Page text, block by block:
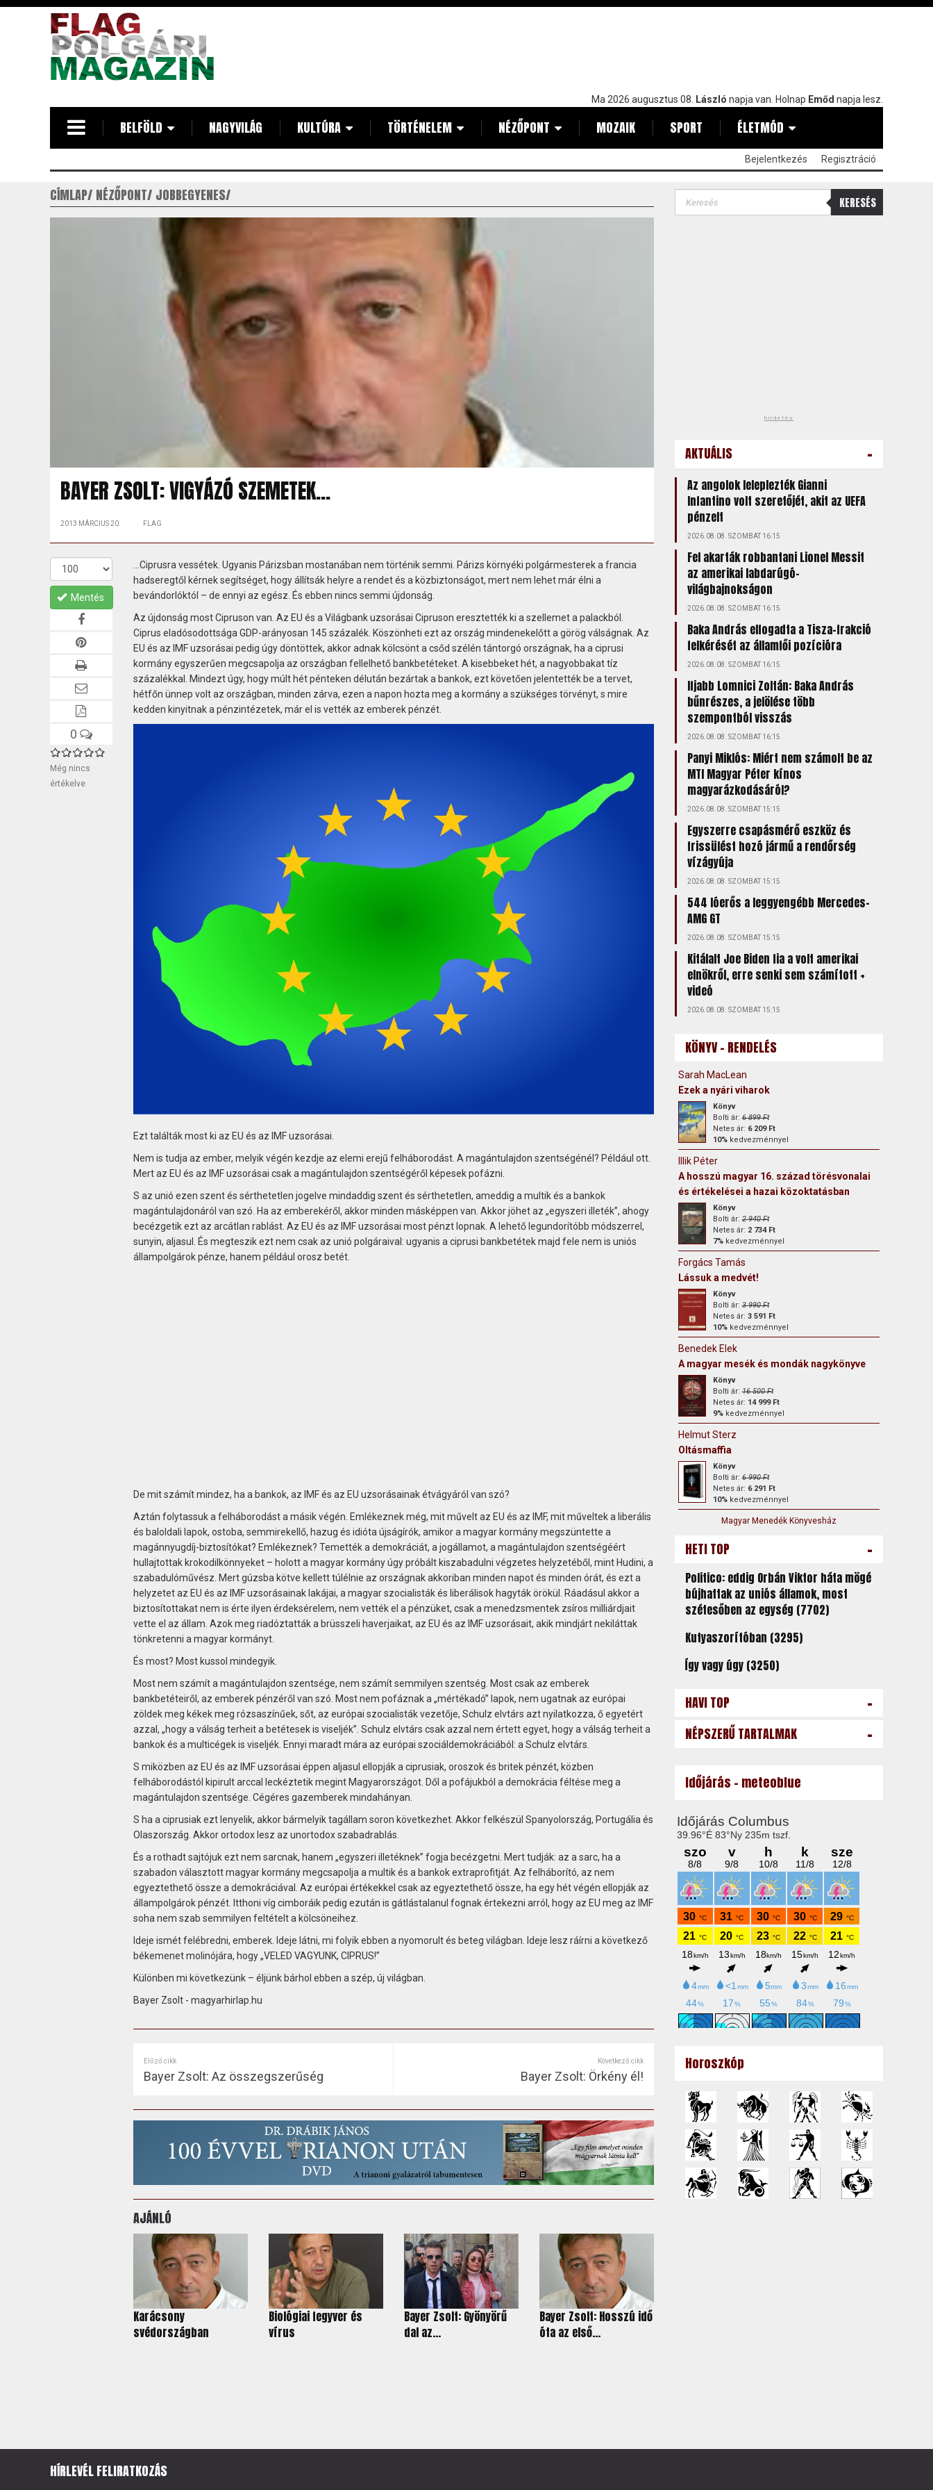
Ma 2026 augusztus 08. László napja van. Holnap Emőd napja lesz.
BELFÖLD NAGYVILÁG KULTÚRA TÖRTÉNELEM NÉZŐPONT MOZAIK SPORT ÉLETMÓD
Bejelentkezés Regisztráció
CÍMLAP NÉZŐPONT JOBBEGYENES
BAYER ZSOLT: VIGYÁZÓ SZEMETEK…
2013 MÁRCIUS 20. FLAG
Mentés
0
Még nincs
értékelve
…Ciprusra vessétek. Ugyanis Párizsban mostanában nem történik semmi. Párizs környéki polgármesterek a francia
hadseregtől kérnek segítséget, hogy állítsák helyre a rendet és a közbiztonságot, mert nem lehet már élni a
bevándorlóktól – de ennyi az egész. És ebben nincs semmi újdonság.
Az újdonság most Cipruson van. Az EU és a Világbank uzsorásai Cipruson eresztették ki a szellemet a palackból.
Ciprus eladósodottsága GDP-arányosan 145 százalék. Köszönheti ezt az ország mindenekelőtt a görög válságnak. Az
EU és az IMF uzsorásai pedig úgy döntöttek, akkor adnak kölcsönt a csőd szélén tántorgó országnak, ha a ciprusi
kormány egyszerűen megcsapolja az országban fellelhető bankbetéteket. A kisebbeket hét, a nagyobbakat tíz
százalékkal. Mindezt úgy, hogy múlt hét pénteken délután bezártak a bankok, ezt követően jelentették be a tervet,
hétfőn ünnep volt az országban, minden zárva, ezen a napon hozta meg a kormány a szükséges törvényt, s mire
kedden kinyitnak a pénzintézetek, már el is vették az emberek pénzét.
Ezt találták most ki az EU és az IMF uzsorásai.
Nem is tudja az ember, melyik végén kezdje az elemi erejű felháborodást. A magántulajdon szentségénél? Például ott.
Mert az EU és az IMF uzsorásai csak a magántulajdon szentségéről képesek pofázni.
S az unió ezen szent és sérthetetlen jogelve mindaddig szent és sérthetetlen, ameddig a multik és a bankok
magántulajdonáról van szó. Ha az emberekéről, akkor minden másképpen van. Akkor jöhet az „egyszeri illeték”, ahogy
becézgetik ezt az arcátlan rablást. Az EU és az IMF uzsorásai most pénzt lopnak. A lehető legundorítóbb módszerrel,
sunyin, aljasul. És megteszik ezt nem csak az unió polgáraival: ugyanis a ciprusi bankbetétek majd fele nem is uniós
állampolgárok pénze, hanem például orosz betét.
De mit számít mindez, ha a bankok, az IMF és az EU uzsorásainak étvágyáról van szó?
Aztán folytassuk a felháborodást a másik végén. Emlékeznek még, mit művelt az EU és az IMF, mit műveltek a liberális
és baloldali lapok, ostoba, semmirekellő, hazug és idióta újságírók, amikor a magyar kormány megszüntette a
magánnyugdíj-biztosítókat? Emlékeznek? Temették a demokráciát, a jogállamot, a magántulajdon szentségéért
hullajtottak krokodilkönnyeket – holott a magyar kormány úgy próbált kiszabadulni végzetes helyzetéből, mint Hudini, a
szabadulóművész. Mert gúzsba kötve kellett túlélnie az országnak akkoriban minden napot és minden órát, és ezt a
helyzetet az EU és az IMF uzsorásainak lakájai, a magyar szocialisták és liberálisok hagyták örökül. Ráadásul akkor a
biztosítottakat nem is érte ilyen érdeksérelem, nem vették el a pénzüket, csak a menedzsmentek zsíros milliárdjait
vette el az állam. Azok meg riadóztatták a brüsszeli haverjaikat, az EU és az IMF uzsorásait, akik mindjárt nekiláttak
tönkretenni a magyar kormányt.
És most? Most kussol mindegyik.
Most nem számít a magántulajdon szentsége, nem számít semmilyen szentség. Most csak az emberek
bankbetéteiről, az emberek pénzéről van szó. Most nem pofáznak a „mértékadó” lapok, nem ugatnak az európai
zöldek meg kékek meg rózsaszínűek, sőt, az európai szocialisták vezetője, Schulz elvtárs azt nyilatkozza, ő egyetért
azzal, „hogy a válság terheit a betétesek is viseljék”. Schulz elvtárs csak azzal nem értett egyet, hogy a válság terheit a
bankok és a multicégek is viseljék. Ennyi maradt mára az európai szociáldemokráciából: a Schulz elvtárs.
S miközben az EU és az IMF uzsorásai éppen aljasul ellopják a ciprusiak, oroszok és britek pénzét, közben
felháborodástól kipirult arccal leckéztetik megint Magyarországot. Dől a pofájukból a demokrácia féltése meg a
magántulajdon szentsége. Cégéres gazemberek mindahányan.
S ha a ciprusiak ezt lenyelik, akkor bármelyik tagállam soron következhet. Akkor felkészül Spanyolország, Portugália és
Olaszország. Akkor ortodox lesz az unortodox szabadrablás.
És a rothadt sajtójuk ezt nem sarcnak, hanem „egyszeri illetéknek” fogja becézgetni. Mert tudják: az a sarc, ha a
szabadon választott magyar kormány megcsapolja a multik és a bankok extraprofitját. Az felháborító, az nem
egyeztethető össze a demokráciával. Az európai értékekkel csak az egyeztethető össze, ha egy hét végén ellopják az
állampolgárok pénzét. Itthoni víg cimboráik pedig ezután is gátlástalanul fognak értekezni arról, hogy az EU meg az IMF
soha nem szab semmilyen feltételt a kölcsöneihez.
Ideje ismét felébredni, emberek. Ideje látni, mi folyik ebben a nyomorult és beteg világban. Ideje lesz ráírni a következő
békemenet molinójára, hogy „VELED VAGYUNK, CIPRUS!”
Különben mi következünk – éljünk bárhol ebben a szép, új világban.
Bayer Zsolt - magyarhirlap.hu
Előző cikk
Bayer Zsolt: Az összegszerűség
Következő cikk
Bayer Zsolt: Örkény él!
AJÁNLÓ
Karácsony
svédországban
Biológiai fegyver és
vírus
Bayer Zsolt: Gyönyörű
dal az...
Bayer Zsolt: Hosszú idő
óta az első...
KERESÉS
hirdetés
AKTUÁLIS -
Az angolok leleplezték Gianni
Infantino volt szeretőjét, akit az UEFA
pénzelt
2026.08.08. SZOMBAT 16:15
Fel akarták robbantani Lionel Messit
az amerikai labdarúgó-
világbajnokságon
2026.08.08. SZOMBAT 16:15
Baka András elfogadta a Tisza-frakció
felkérését az államfői pozícióra
2026.08.08. SZOMBAT 16:15
Ifjabb Lomnici Zoltán: Baka András
bűnrészes, a jelölése több
szempontból visszás
2026.08.08. SZOMBAT 16:15
Panyi Miklós: Miért nem számolt be az
MTI Magyar Péter kínos
magyarázkodásáról?
2026.08.08. SZOMBAT 15:15
Egyszerre csapásmérő eszköz és
frissülést hozó jármű a rendőrség
vízágyúja
2026.08.08. SZOMBAT 15:15
544 lóerős a leggyengébb Mercedes-
AMG GT
2026.08.08. SZOMBAT 15:15
Kitálalt Joe Biden fia a volt amerikai
elnökről, erre senki sem számított +
videó
2026.08.08. SZOMBAT 15:15
KÖNYV - RENDELÉS
Sarah MacLean
Ezek a nyári viharok
Könyv
Bolti ár:6 899 Ft
Netes ár: 6 209 Ft
10%kedvezménnyel
Illik Péter
A hosszú magyar 16. század törésvonalai
és értékelései a hazai közoktatásban
Könyv
Bolti ár:2 940 Ft
Netes ár: 2 734 Ft
7%kedvezménnyel
Forgács Tamás
Lássuk a medvét!
Könyv
Bolti ár:3 990 Ft
Netes ár: 3 591 Ft
10%kedvezménnyel
Benedek Elek
A magyar mesék és mondák nagykönyve
Könyv
Bolti ár:16 500 Ft
Netes ár: 14 999 Ft
9%kedvezménnyel
Helmut Sterz
Oltásmaffia
Könyv
Bolti ár:6 990 Ft
Netes ár: 6 291 Ft
10%kedvezménnyel
Magyar Menedék Könyvesház
HETI TOP -
Politico: eddig Orbán Viktor háta mögé
bújhattak az uniós államok, most
szétesőben az egység (7702)
Kutyaszorítóban (3295)
Így vagy úgy (3250)
HAVI TOP -
NÉPSZERŰ TARTALMAK -
Időjárás - meteoblue
Horoszkóp
HÍRLEVÉL FELIRATKOZÁS